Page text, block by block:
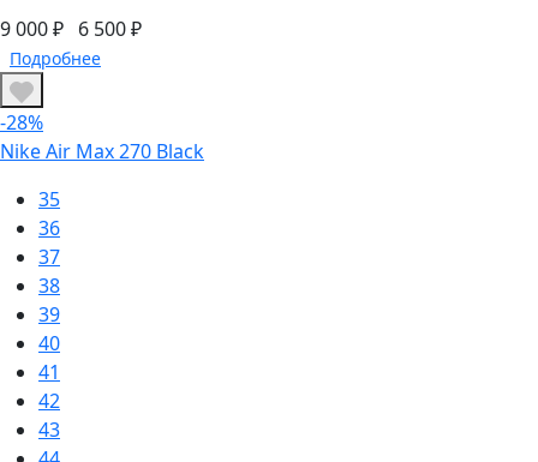
9 000 ₽ 6 500 ₽
Подробнее
-28%
Nike Air Max 270 Black
35
36
37
38
39
40
41
42
43